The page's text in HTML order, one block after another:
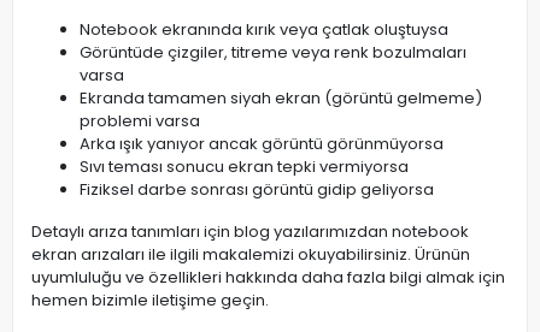
Notebook ekranında kırık veya çatlak oluştuysa
Görüntüde çizgiler, titreme veya renk bozulmaları
varsa
Ekranda tamamen siyah ekran (görüntü gelmeme)
problemi varsa
Arka ışık yanıyor ancak görüntü görünmüyorsa
Sıvı teması sonucu ekran tepki vermiyorsa
Fiziksel darbe sonrası görüntü gidip geliyorsa
Detaylı arıza tanımları için blog yazılarımızdan notebook
ekran arızaları ile ilgili makalemizi okuyabilirsiniz. Ürünün
uyumluluğu ve özellikleri hakkında daha fazla bilgi almak için
hemen bizimle iletişime geçin.